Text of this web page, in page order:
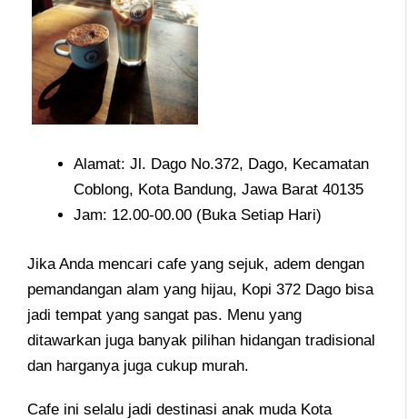
Alamat: Jl. Dago No.372, Dago, Kecamatan
Coblong, Kota Bandung, Jawa Barat 40135
Jam: 12.00-00.00 (Buka Setiap Hari)
Jika Anda mencari cafe yang sejuk, adem dengan
pemandangan alam yang hijau, Kopi 372 Dago bisa
jadi tempat yang sangat pas. Menu yang
ditawarkan juga banyak pilihan hidangan tradisional
dan harganya juga cukup murah.
Cafe ini selalu jadi destinasi anak muda Kota